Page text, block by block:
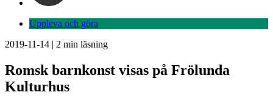
Uppleva och göra
2019-11-14 | 2 min läsning
Romsk barnkonst visas på Frölunda
Kulturhus